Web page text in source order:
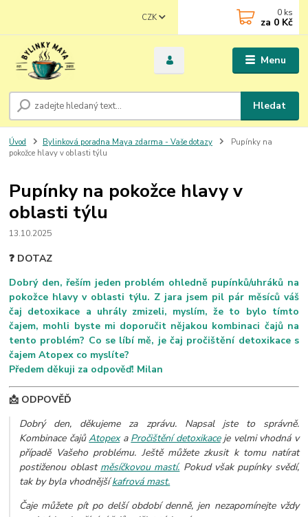
Menu
CZK
Hledat
0 ks
za 0 Kč
Úvod Bylinková poradna Maya zdarma - Vaše dotazy
Pupínky na
pokožce hlavy v oblasti týlu
Pupínky na pokožce hlavy v
oblasti týlu
13.10.2025
❓ DOTAZ
Dobrý den, řeším jeden problém ohledně pupínků/uhráků na
pokožce hlavy v oblasti týlu. Z jara jsem pil pár měsíců váš
čaj detoxikace a uhrály zmizeli, myslím, že to bylo tímto
čajem, mohli byste mi doporučit nějakou kombinaci čajů na
tento problém? Co se líbí mě, je čaj pročištění detoxikace s
čajem Atopex co myslíte?
Předem děkuji za odpověď! Milan
📩 ODPOVĚĎ
Dobrý den, děkujeme za zprávu. Napsal jste to správně.
Kombinace čajůAtopexa Pročištění detoxikaceje velmi vhodná v
případě Vašeho problému. Ještě můžete zkusit k tomu natírat
postiženou oblast měsíčkovou mastí.Pokud však pupínky svědí,
tak by byla vhodnějšíkafrová mast.
Čaje můžete pít po delší období denně, jen nezapomínejte vždy